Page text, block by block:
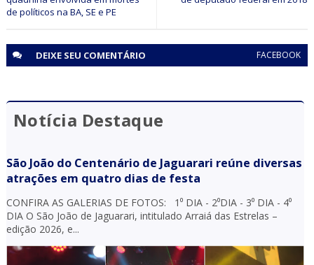
de políticos na BA, SE e PE
DEIXE SEU COMENTÁRIO FACEBOOK
Notícia Destaque
São João do Centenário de Jaguarari reúne diversas
atrações em quatro dias de festa
CONFIRA AS GALERIAS DE FOTOS: 1⁰ DIA - 2⁰DIA - 3⁰ DIA - 4⁰
DIA O São João de Jaguarari, intitulado Arraiá das Estrelas –
edição 2026, e...